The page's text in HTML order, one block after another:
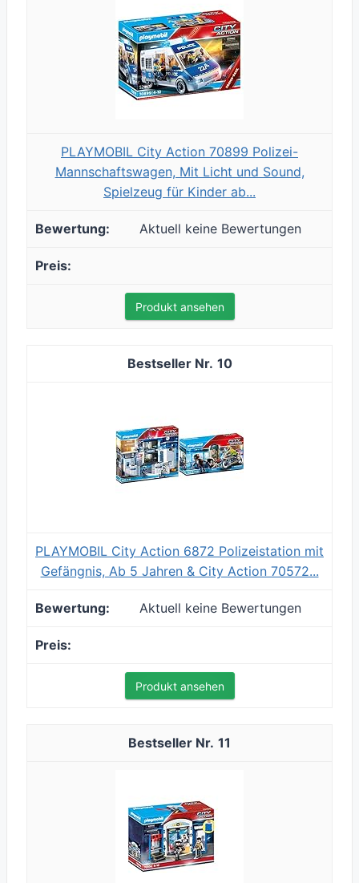
PLAYMOBIL City Action 70899 Polizei-
Mannschaftswagen, Mit Licht und Sound,
Spielzeug für Kinder ab...
Aktuell keine Bewertungen
Produkt ansehen
10
PLAYMOBIL City Action 6872 Polizeistation mit
Gefängnis, Ab 5 Jahren & City Action 70572...
Aktuell keine Bewertungen
Produkt ansehen
11